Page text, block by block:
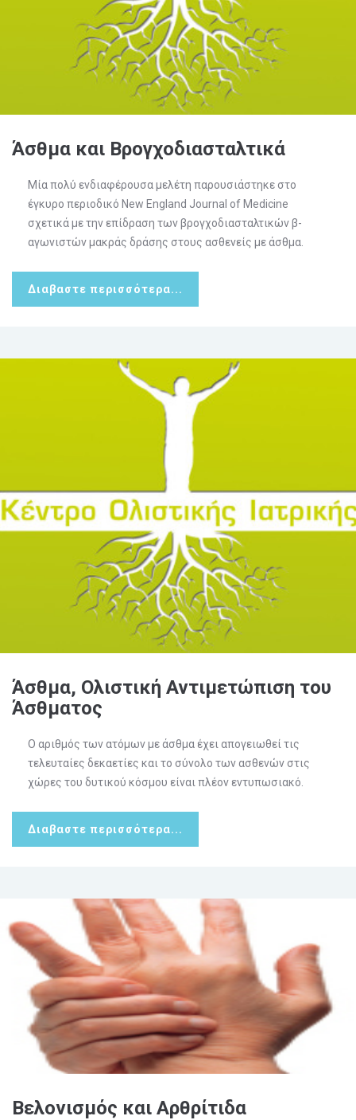
Άσθμα και Βρογχοδιασταλτικά
Μία πολύ ενδιαφέρουσα μελέτη παρουσιάστηκε στο
έγκυρο περιοδικό New England Journal of Medicine
σχετικά με την επίδραση των βρογχοδιασταλτικών β-
αγωνιστών μακράς δράσης στους ασθενείς με άσθμα.
Διαβαστε περισσότερα...
Άσθμα, Ολιστική Αντιμετώπιση του
Άσθματος
Ο αριθμός των ατόμων με άσθμα έχει απογειωθεί τις
τελευταίες δεκαετίες και το σύνολο των ασθενών στις
χώρες του δυτικού κόσμου είναι πλέον εντυπωσιακό.
Διαβαστε περισσότερα...
Βελονισμός και Αρθρίτιδα